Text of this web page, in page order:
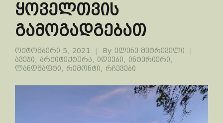
ყოველთვის
გამოგადგებათ
ოქტომბერი 5, 2021 By ელენე მეტრეველი
ავეჯი
არქიტექტურა იდეები ინტერიერი
ლანდშაფტი
რემონტი რჩევები